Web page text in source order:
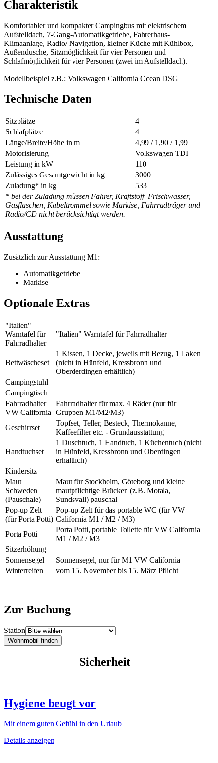
Charakteristik
Komfortabler und kompakter Campingbus mit elektrischem
Aufstelldach, 7-Gang-Automatikgetriebe, Fahrerhaus-
Klimaanlage, Radio/ Navigation, kleiner Küche mit Kühlbox,
Außendusche, Sitzmöglichkeit für vier Personen und
Schlafmöglichkeit für vier Personen (zwei im Aufstelldach).
Modellbeispiel z.B.: Volkswagen California Ocean DSG
Technische Daten
Sitzplätze
4
Schlafplätze
4
Länge/Breite/Höhe in m
4,99 / 1,90 / 1,99
Motorisierung
Volkswagen TDI
Leistung in kW
110
Zulässiges Gesamtgewicht in kg
3000
Zuladung* in kg
533
* bei der Zuladung müssen Fahrer, Kraftstoff, Frischwasser,
Gasflaschen, Kabeltrommel sowie Markise, Fahrradträger und
Radio/CD nicht berücksichtigt werden.
Ausstattung
Zusätzlich zur Ausstattung M1:
Automatikgetriebe
Markise
Optionale Extras
"Italien"
Warntafel für
Fahrradhalter
"Italien" Warntafel für Fahrradhalter
Bettwäscheset
1 Kissen, 1 Decke, jeweils mit Bezug, 1 Laken
(nicht in Hünfeld, Kressbronn und
Oberderdingen erhältlich)
Campingstuhl
Campingtisch
Fahrradhalter
VW California
Fahrradhalter für max. 4 Räder (nur für
Gruppen M1/M2/M3)
Geschirrset
Topfset, Teller, Besteck, Thermokanne,
Kaffeefilter etc. - Grundausstattung
Handtuchset
1 Duschtuch, 1 Handtuch, 1 Küchentuch (nicht
in Hünfeld, Kressbronn und Oberdingen
erhältlich)
Kindersitz
Maut
Schweden
(Pauschale)
Maut für Stockholm, Göteborg und kleine
mautpflichtige Brücken (z.B. Motala,
Sundsvall) pauschal
Pop-up Zelt
(für Porta Potti)
Pop-up Zelt für das portable WC (für VW
California M1 / M2 / M3)
Porta Potti
Porta Potti, portable Toilette für VW California
M1 / M2 / M3
Sitzerhöhung
Sonnensegel
Sonnensegel, nur für M1 VW California
Winterreifen
vom 15. November bis 15. März Pflicht
Zur Buchung
Station
Wohnmobil finden
Sicherheit
Hygiene beugt vor
Mit einem guten Gefühl in den Urlaub
Details anzeigen